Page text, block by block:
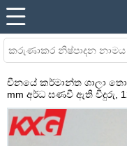
චීනයේ කර්මාන්ත ශාලා
mm අර්ධ ඝණවී ඇති වීදුරු,